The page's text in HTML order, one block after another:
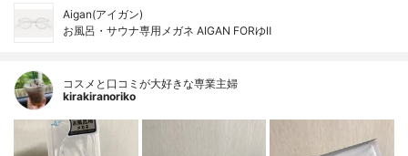
Aigan(アイガン)
お風呂・サウナ専用メガネ AIGAN FORゆⅡ
コスメと口コミが大好きな専業主婦
kirakiranoriko